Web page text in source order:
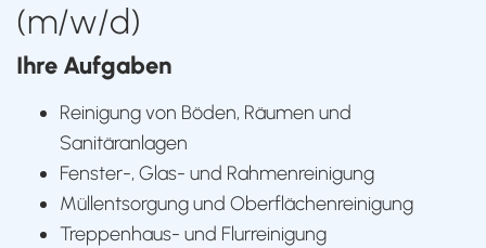
(m/w/d)
Ihre Aufgaben
Reinigung von Böden, Räumen und
Sanitäranlagen
Fenster-, Glas- und Rahmenreinigung
Müllentsorgung und Oberflächenreinigung
Treppenhaus- und Flurreinigung